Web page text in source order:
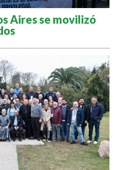
Aires se movilizó